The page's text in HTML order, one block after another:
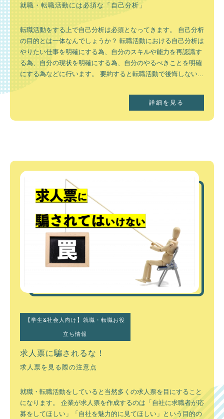
就職・転職活動には必須な「自己分析」
転職活動をする上で自己分析は必須となってきます。 自己分析
の目的とは一体なんでしょうか？ 転職活動における自己分析は
やりたい仕事を明確にする為、自分のスキルや能力を再認識す
る為、自分の現状を明確にする為、自分のやるべきことを明確
にする為などに行います。 要約すると転職活動で後悔しない...
詳細を見る
【学生&社会人向け】就職・転職お役
立ち情報
求人票に騙されるな！
求人票を見る際の注意点
就職・転職活動をしていると当然多くの求人票を目にすること
になります。 企業が求人票を作成するのは「自社に求職者が応
募をしてほしい」「自社を魅力的に見てほしい」という目的の